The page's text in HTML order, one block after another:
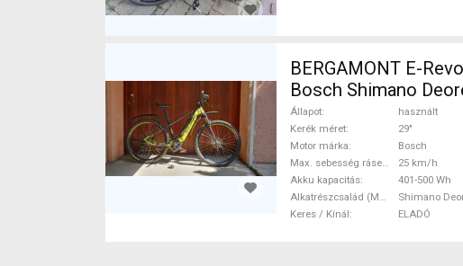
BERGAMONT E-
Bosch Shimano
Állapot
használt
Kerék méret
29"
Motor márka
Bosch
Max. sebesség rásegítéssel
25 km/h
Akku kapacitás
401-500 Wh
Alkatrészcsalád (MTB)
Shimano
Keres / Kínál
ELADÓ